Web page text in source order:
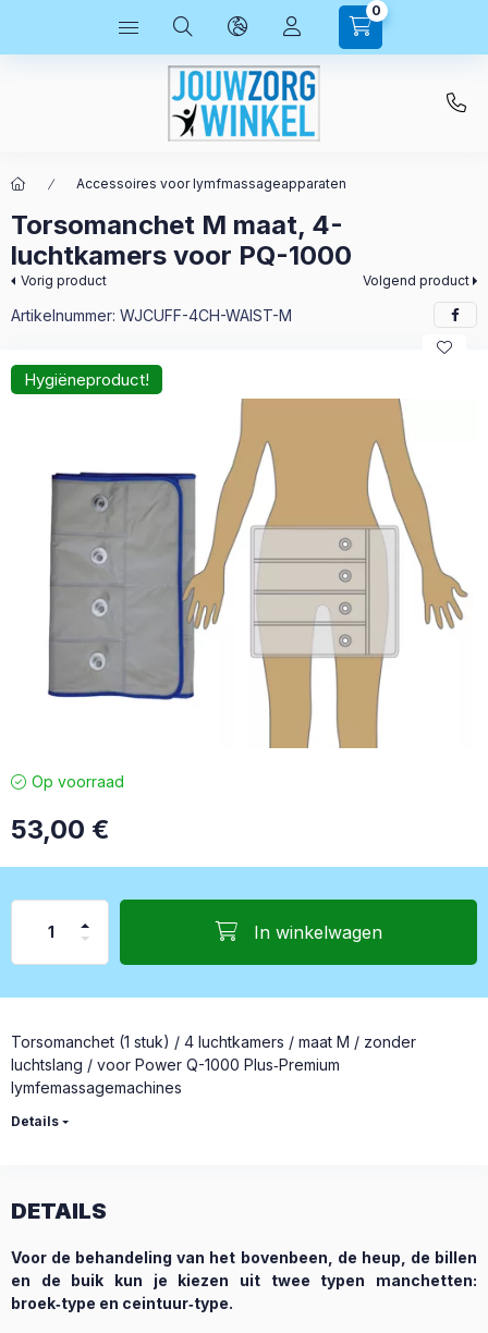
0
Accessoires voor lymfmassageapparaten
Torsomanchet M maat, 4-
luchtkamers voor PQ-1000
Vorig product Volgend product
Artikelnummer: WJCUFF-4CH-WAIST-M
Hygiëneproduct!
Op voorraad
53,00 €
In winkelwagen
Torsomanchet (1 stuk) / 4 luchtkamers / maat M / zonder
luchtslang / voor Power Q-1000 Plus‑Premium
lymfemassagemachines
Details
DETAILS
Voor de behandeling van het bovenbeen, de heup, de billen
en de buik kun je kiezen uit twee typen manchetten:
broek‑type en ceintuur‑type.